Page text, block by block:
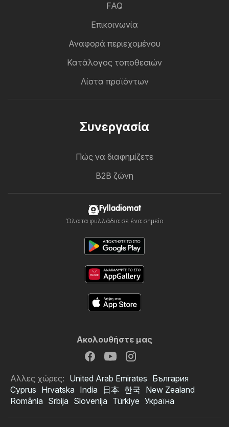
FAQ
Επικοινωνία
Αναφορά περιεχομένου
Κατάλογος τοποθεσιών
Λίστα προϊόντων
Συνεργασία
Πώς να διαφημίζετε
B2B ζώνη
Fylladiomat
Όλα τα φυλλάδια σε ένα σημείο
Ακολουθήστε μας
Αλλες χώρες: United Arab Emirates България
Cyprus Hrvatska India 日本 한국 New Zealand
România Srbija Slovenija Türkiye Україна